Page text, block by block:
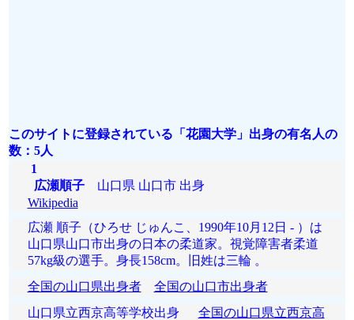
このサイトに登録されている「花園大学」出身の有名人の
数：5人
1
広瀬順子山口県 山口市 出身
Wikipedia
広瀬 順子（ひろせ じゅんこ、1990年10月12日 - ）は
山口県山口市出身の日本の柔道家。視覚障害者柔道
57kg級の選手。身長158cm。旧姓は三輪 。
全国の山口県出身者
全国の山口市出身者
山口県立西京高等学校出身 全国の山口県立西京高